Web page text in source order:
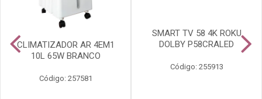
CLIMATIZADOR AR 4EM1
10L 65W BRANCO
Código: 257581
SMART TV 58 4K ROKU
DOLBY P58CRALED
Código: 255913